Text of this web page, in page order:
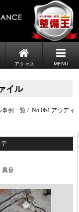
アクセス MENU
イル
事例一覧 / No.064 アウディ
異音